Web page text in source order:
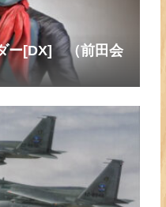
ー[DX] （前田会